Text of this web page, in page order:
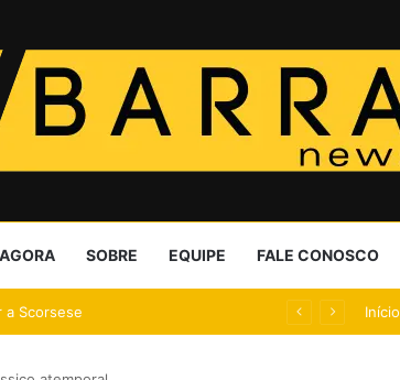
SOBRE EQUIPE FALE CONOSCO
a Scorsese Início